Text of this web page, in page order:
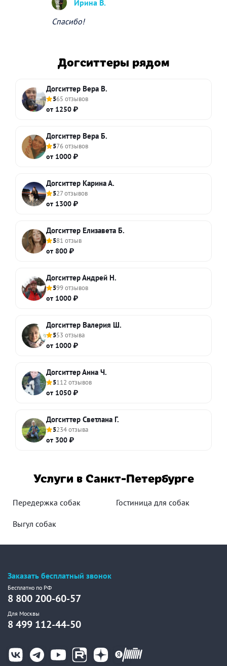
Ирина В.
Спасибо!
Догситтеры рядом
Догситтер Вера В.
565 отзывов
от 1250 ₽
Догситтер Вера Б.
576 отзывов
от 1000 ₽
Догситтер Карина А.
527 отзывов
от 1300 ₽
Догситтер Елизавета Б.
581 отзыв
от 800 ₽
Догситтер Андрей Н.
599 отзывов
от 1000 ₽
Догситтер Валерия Ш.
553 отзыва
от 1000 ₽
Догситтер Анна Ч.
5112 отзывов
от 1050 ₽
Догситтер Светлана Г.
5234 отзыва
от 300 ₽
Услуги в Санкт-Петербурге
Передержка собак Гостиница для собак
Выгул собак
Заказать бесплатный звонок
Бесплатно по РФ
8 800 200-60-57
Для Москвы
8 499 112-44-50